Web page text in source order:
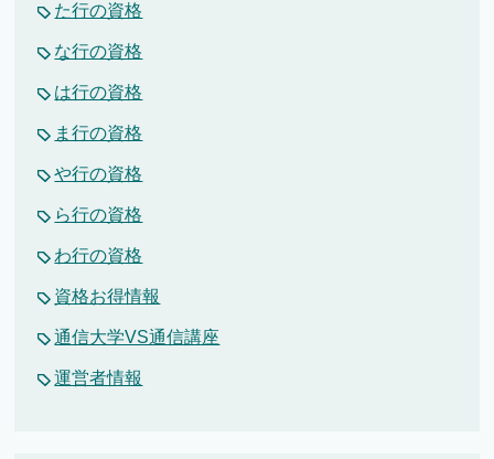
た行の資格
な行の資格
は行の資格
ま行の資格
や行の資格
ら行の資格
わ行の資格
資格お得情報
通信大学VS通信講座
運営者情報